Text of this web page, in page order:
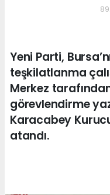
Yeni Parti,
teşkilatlanma
Merkez
görevlendirme
Karacabey
atandı.